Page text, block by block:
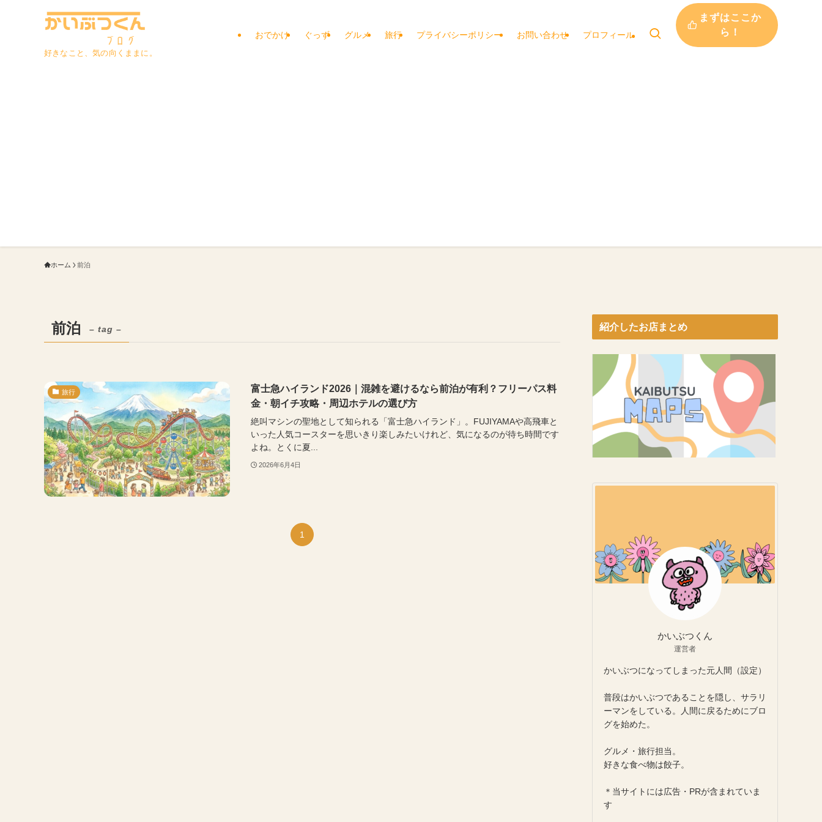
好きなこと、気の向くままに。
おでかけ ぐっず グルメ 旅行 プライバシーポリシー お問い合わせ プロフィール
まずはここか
ら！
ホーム 前泊
前泊 – tag –
旅行
富士急ハイランド2026｜混雑を避けるなら前泊が有利？フリーパス料
金・朝イチ攻略・周辺ホテルの選び方
絶叫マシンの聖地として知られる「富士急ハイランド」。FUJIYAMAや高飛車と
いった人気コースターを思いきり楽しみたいけれど、気になるのが待ち時間です
よね。とくに夏...
2026年6月4日
1
紹介したお店まとめ
かいぶつくん
運営者
かいぶつになってしまった元人間（設定）
普段はかいぶつであることを隠し、サラリ
ーマンをしている。人間に戻るためにブロ
グを始めた。
グルメ・旅行担当。
好きな食べ物は餃子。
＊当サイトには広告・PRが含まれていま
す